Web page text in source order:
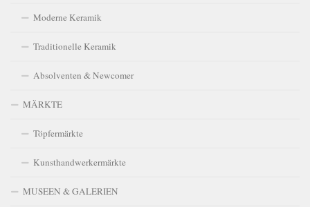
Moderne Keramik
Traditionelle Keramik
Absolventen & Newcomer
MÄRKTE
Töpfermärkte
Kunsthandwerkermärkte
MUSEEN & GALERIEN